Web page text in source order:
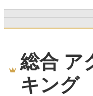
総合 ア
キング